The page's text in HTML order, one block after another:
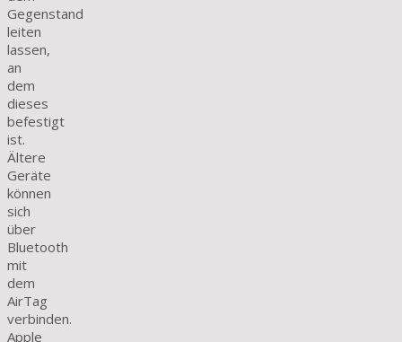
Gegenstand
leiten
lassen,
an
dem
dieses
befestigt
ist.
Ältere
Geräte
können
sich
über
Bluetooth
mit
dem
AirTag
verbinden.
Apple